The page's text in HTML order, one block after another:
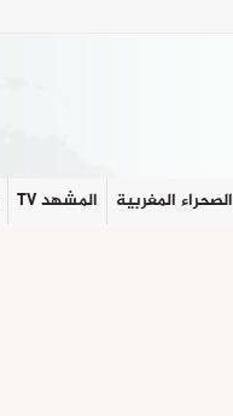
الصحراء المغربية المشهد TV